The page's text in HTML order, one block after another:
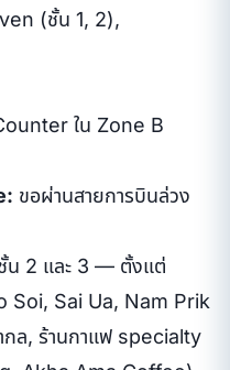
(ชั้น 1, 2),
ใน Zone B
ขอผ่านสายการบินล่วง
น 2 และ 3 — ตั้งแต่
Soi, Sai Ua, Nam Prik
ล, ร้านกาแฟ specialty